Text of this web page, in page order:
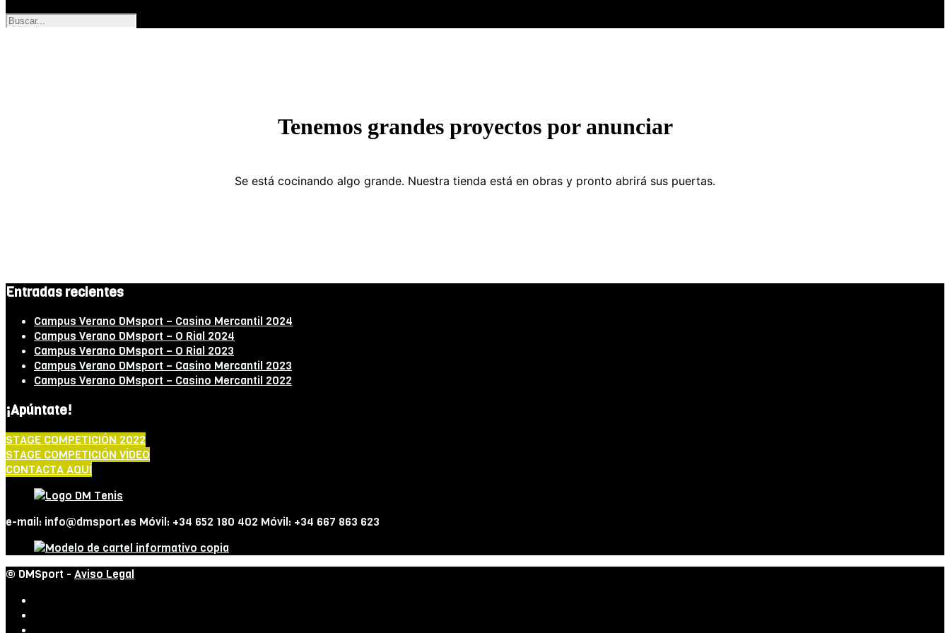
Tenemos grandes proyectos por anunciar
Se está cocinando algo grande. Nuestra tienda está en obras y pronto abrirá sus puertas.
Entradas recientes
Campus Verano DMsport – Casino Mercantil 2024
Campus Verano DMsport – O Rial 2024
Campus Verano DMsport – O Rial 2023
Campus Verano DMsport – Casino Mercantil 2023
Campus Verano DMsport – Casino Mercantil 2022
¡Apúntate!
STAGE COMPETICIÓN 2022
STAGE COMPETICIÓN VÍDEO
CONTACTA AQUÍ
e-mail: info@dmsport.es Móvil: +34 652 180 402 Móvil: +34 667 863 623
© DMSport - Aviso Legal